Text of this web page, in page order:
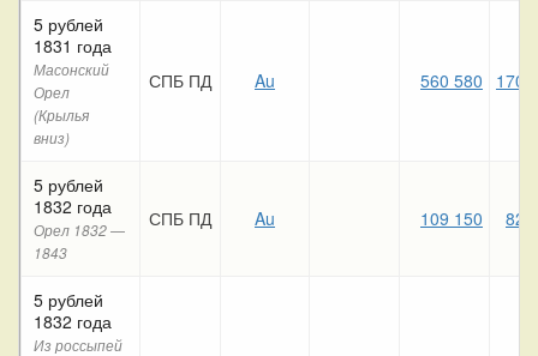
5 рублей
1831 года
Масонский
Орел
(Крылья
вниз)
СПБ ПД Au 560 580 170
5 рублей
1832 года
Орел 1832 —
1843
СПБ ПД Au 109 150 82
5 рублей
1832 года
Из россыпей